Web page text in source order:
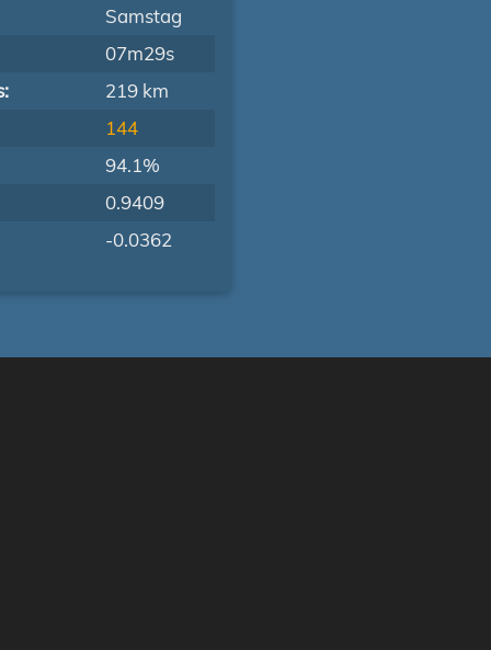
Samstag
07m29s
219 km
144
94.1%
0.9409
-0.0362